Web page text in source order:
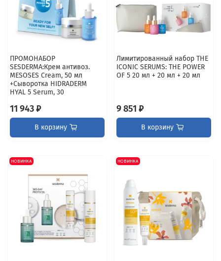
ПРОМОНАБОР
SESDERMA:Крем антивоз.
MESOSES Cream, 50 мл
+Сыворотка HIDRADERМ
HYAL 5 Serum, 30
11 943 ₽
В корзину
Лимитированный набор THE
ICONIC SERUMS: THE POWER
OF 5 20 мл + 20 мл + 20 мл
9 851 ₽
В корзину
НОВИНКА НОВИНКА